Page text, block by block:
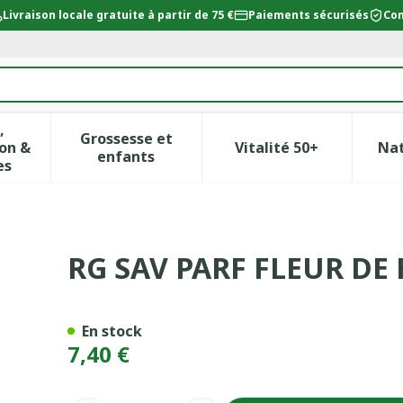
Livraison locale gratuite à partir de 75 € Paiements sécurisés
la catégorie Beauté, soins et hygiène
&le sous-menu pour la catégorie Régime,
Grossesse et
enfantsAfficher le sous-menu pour la
Vitalité 50+Afficher le sous-
100G
RG SAV PARF FLEUR
7,40 €
En stock